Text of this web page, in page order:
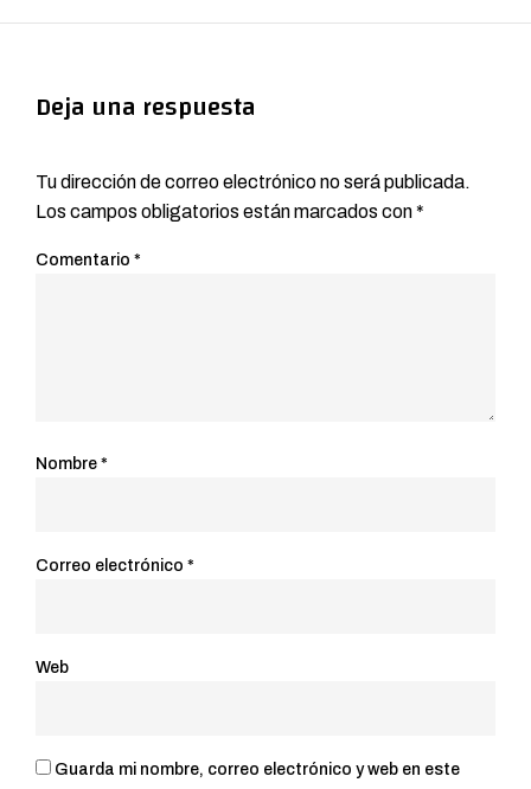
Deja una respuesta
Tu dirección de correo electrónico no será publicada.
Los campos obligatorios están marcados con*
Comentario *
Nombre *
Correo electrónico *
Web
Guarda mi nombre, correo electrónico y web en este